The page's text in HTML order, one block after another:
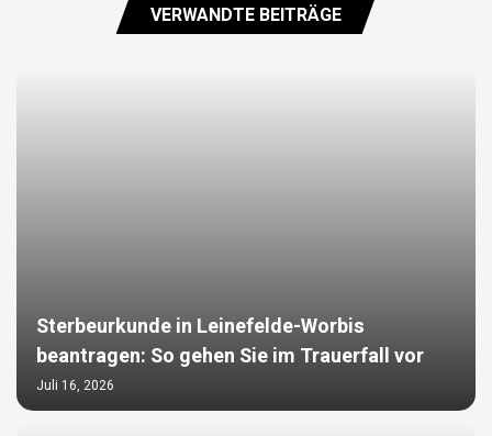
VERWANDTE BEITRÄGE
Sterbeurkunde in Leinefelde-Worbis
beantragen: So gehen Sie im Trauerfall vor
Juli 16, 2026